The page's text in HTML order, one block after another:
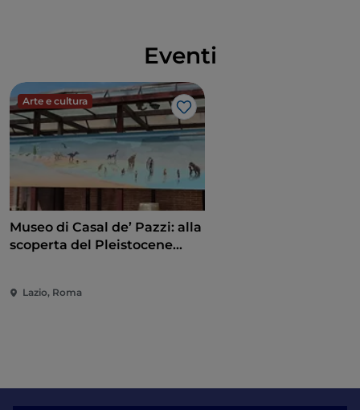
Eventi
Arte e cultura
Like
Museo di Casal de’ Pazzi: alla
scoperta del Pleistocene
Lazio, Roma